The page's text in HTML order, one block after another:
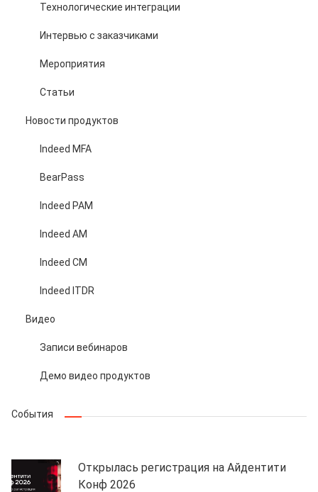
Технологические интеграции
Интервью с заказчиками
Мероприятия
Статьи
Новости продуктов
Indeed MFA
BearPass
Indeed PAM
Indeed AM
Indeed CM
Indeed ITDR
Видео
Записи вебинаров
Демо видео продуктов
События
Открылась регистрация на Айдентити
Конф 2026